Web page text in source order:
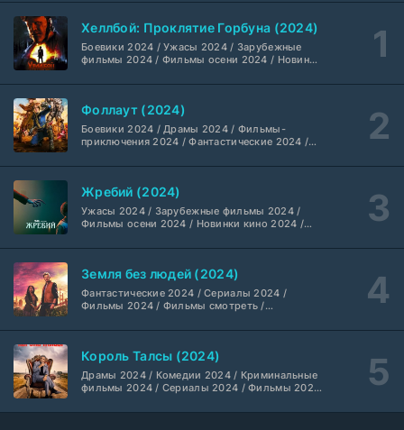
Укрытие (2026)
Мыс страха (2026)
1 сезон
10 серия
Dragon Money Studio
1-2 сезон
LostFilm
Вторая мировая война с Томом Хэнксом (2026)
1 сезон
20 серия
Анна медиум (2021-2026)
1-5 сезон
Не требуется
Преступление с низким IQ (2026)
1 сезон
24 серия
Хеллбой: Проклятие Горбуна (2024)
Боевики 2024 / Ужасы 2024 / Зарубежные
фильмы 2024 / Фильмы осени 2024 / Новинки
2024 / Американские фильмы / Фильмы
высоким рейтингом / Интересные фильмы /
Крутые фильмы / Популярные фильмы
Фоллаут (2024)
Боевики 2024 / Драмы 2024 / Фильмы-
приключения 2024 / Фантастические 2024 /
смотреть / Сериалы в 4K UHD / Американские
Жребий (2024)
Ужасы 2024 / Зарубежные фильмы 2024 /
Фильмы осени 2024 / Новинки кино 2024 /
Американские фильмы / Фильмы смотреть /
фильмы / Крутые фильмы / Популярные
фильмы
Земля без людей (2024)
Фантастические 2024 / Сериалы 2024 /
Фильмы 2024 / Фильмы смотреть /
Король Талсы (2024)
Драмы 2024 / Комедии 2024 / Криминальные
фильмы 2024 / Сериалы 2024 / Фильмы 2024